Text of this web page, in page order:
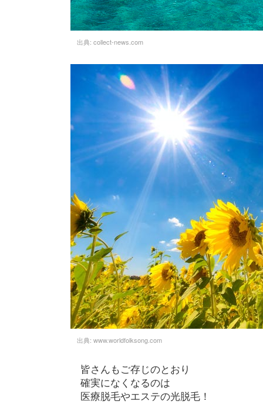
出典: collect-news.com
出典: www.worldfolksong.com
皆さんもご存じのとおり
確実になくなるのは
医療脱毛やエステの光脱毛！